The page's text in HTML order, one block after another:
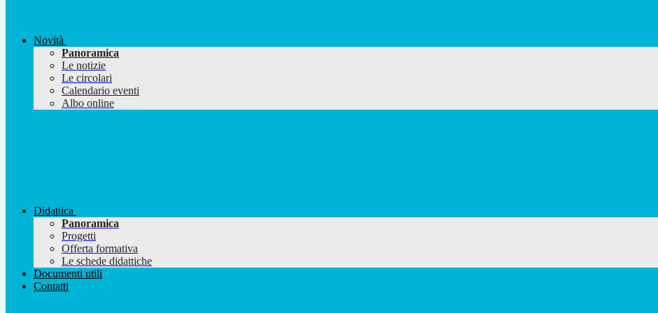
Novità
Panoramica
Le notizie
Le circolari
Calendario eventi
Albo online
Didattica
Panoramica
Progetti
Offerta formativa
Le schede didattiche
Documenti utili
Contatti